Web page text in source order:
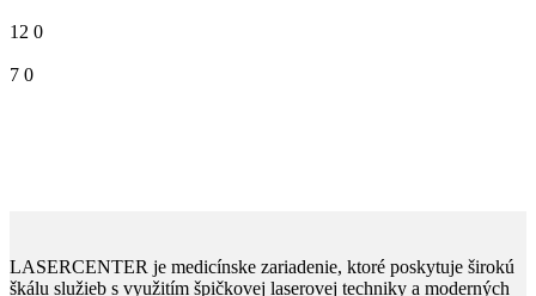
12 0
7 0
LASERCENTER je medicínske zariadenie, ktoré poskytuje širokú
škálu služieb s využitím špičkovej laserovej techniky a moderných